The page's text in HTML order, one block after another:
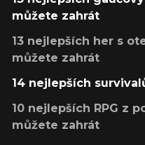
můžete zahrát
13 nejlepších her s
můžete zahrát
14 nejlepších
10 nejlepších RPG z
můžete zahrát